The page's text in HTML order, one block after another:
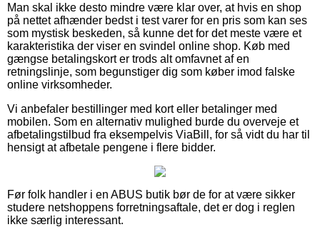
Man skal ikke desto mindre være klar over, at hvis en shop
på nettet afhænder bedst i test varer for en pris som kan ses
som mystisk beskeden, så kunne det for det meste være et
karakteristika der viser en svindel online shop. Køb med
gængse betalingskort er trods alt omfavnet af en
retningslinje, som begunstiger dig som køber imod falske
online virksomheder.
Vi anbefaler bestillinger med kort eller betalinger med
mobilen. Som en alternativ mulighed burde du overveje et
afbetalingstilbud fra eksempelvis ViaBill, for så vidt du har til
hensigt at afbetale pengene i flere bidder.
Før folk handler i en ABUS butik bør de for at være sikker
studere netshoppens forretningsaftale, det er dog i reglen
ikke særlig interessant.